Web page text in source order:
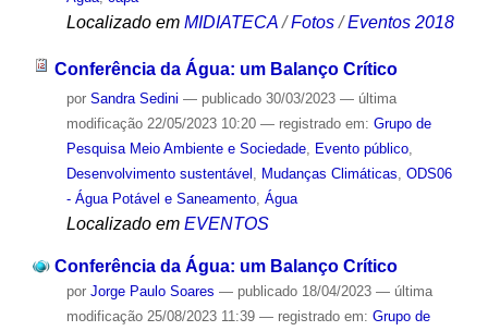
Localizado em MIDIATECA /Fotos /Eventos 2018
Conferência da Água: um Balanço Crítico
por Sandra Sedini — publicado30/03/2023 — última
modificação22/05/2023 10:20 — registrado em: Grupo de
Pesquisa Meio Ambiente e Sociedade, Evento público,
Desenvolvimento sustentável , Mudanças Climáticas, ODS06
- Água Potável e Saneamento, Água
Localizado em EVENTOS
Conferência da Água: um Balanço Crítico
por Jorge Paulo Soares — publicado18/04/2023 — última
modificação25/08/2023 11:39 — registrado em: Grupo de